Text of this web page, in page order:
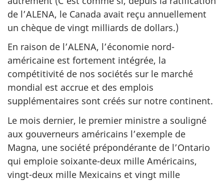
de l’ALENA, le Canada avait reçu annuellement
un chèque de vingt milliards de dollars.)
En raison de l’ALENA, l’économie nord-
américaine est fortement intégrée, la
compétitivité de nos sociétés sur le marché
mondial est accrue et des emplois
supplémentaires sont créés sur notre continent.
Le mois dernier, le premier ministre a souligné
aux gouverneurs américains l’exemple de
Magna, une société prépondérante de l’Ontario
qui emploie soixante-deux mille Américains,
vingt-deux mille Mexicains et vingt mille